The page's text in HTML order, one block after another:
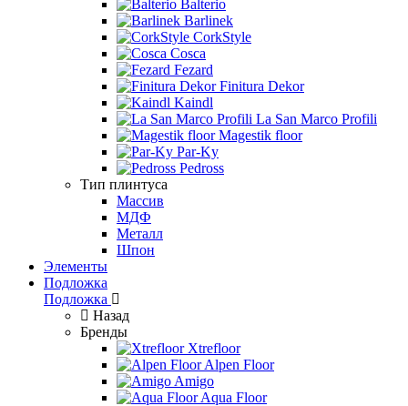
Balterio
Barlinek
CorkStyle
Cosca
Fezard
Finitura Dekor
Kaindl
La San Marco Profili
Magestik floor
Par-Ky
Pedross
Тип плинтуса
Массив
МДФ
Металл
Шпон
Элементы
Подложка
Подложка
Назад
Бренды
Xtrefloor
Alpen Floor
Amigo
Aqua Floor